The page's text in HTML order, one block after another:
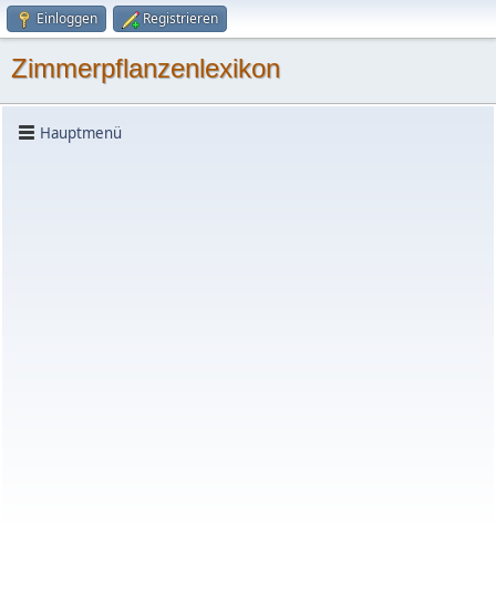
Einloggen Registrieren
Zimmerpflanzenlexikon
Hauptmenü